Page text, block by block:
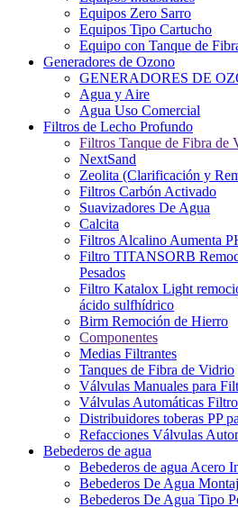
Equipos Zero Sarro
Equipos Tipo Cartucho
Equipo con Tanque de
Generadores de Ozono
GENERADORES DE
Agua y Aire
Agua Uso Comercial
Filtros de Lecho Profundo
Filtros Tanque de Fibra de
NextSand
Zeolita (Clarificación y
Filtros Carbón Activado
Suavizadores De Agua
Calcita
Filtros Alcalino Aumenta
Filtro TITANSORB
Pesados
Filtro Katalox Light
ácido sulfhídrico
Birm Remoción de Hierro
Componentes
Medias Filtrantes
Tanques de Fibra de Vidrio
Válvulas Manuales para
Válvulas Automáticas
Distribuidores toberas PP
Refacciones Válvulas
Bebederos de agua
Bebederos de agua Acero
Bebederos De Agua
Bebederos De Agua Tipo